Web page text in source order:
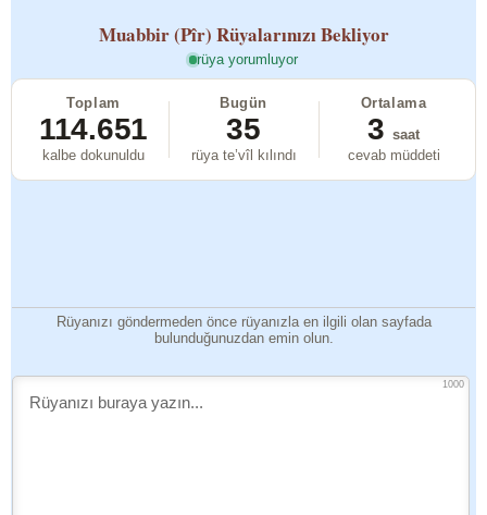
Muabbir (Pîr) Rüyalarınızı Bekliyor
rüya yorumluyor
Toplam
114.651
kalbe dokunuldu
Bugün
35
rüya te’vîl kılındı
Ortalama
3 saat
cevab müddeti
Rüyanızı göndermeden önce rüyanızla en ilgili olan sayfada
bulunduğunuzdan emin olun.
1000